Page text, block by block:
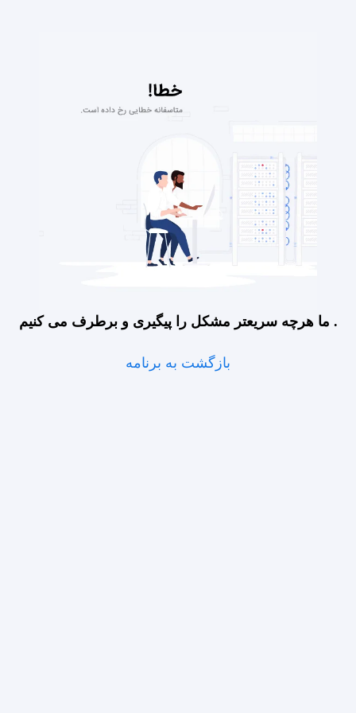
ما هرچه سریعتر مشکل را پیگیری و برطرف می کنیم .
بازگشت به برنامه